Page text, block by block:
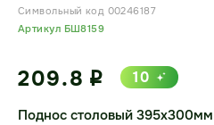
Символьный код 00246187
Артикул БШ8159
Поднос столовый
209.8 i 10